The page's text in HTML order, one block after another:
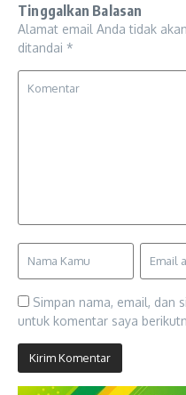
Tinggalkan Balasan
Alamat email Anda tidak
ditandai *
Simpan nama, email, dan
untuk komentar saya